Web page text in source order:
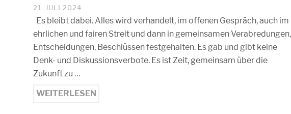
21. JULI 2024
Es bleibt dabei. Alles wird verhandelt, im offenen Gespräch, auch im
ehrlichen und fairen Streit und dann in gemeinsamen Verabredungen,
Entscheidungen, Beschlüssen festgehalten. Es gab und gibt keine
Denk- und Diskussionsverbote. Es ist Zeit, gemeinsam über die
Zukunft zu …
WEITERLESEN